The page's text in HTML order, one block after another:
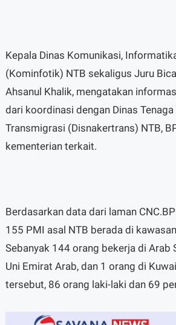
Kepala Dinas Komunikasi,
(Kominfotik) NTB sekaligus Juru
Ahsanul Khalik, mengatakan
dari koordinasi dengan Dinas Tenaga
Transmigrasi (Disnakertrans) NTB,
kementerian terkait.
Berdasarkan data dari laman
155 PMI asal NTB berada di
Sebanyak 144 orang bekerja di Arab
Uni Emirat Arab, dan 1 orang di
tersebut, 86 orang laki-laki dan 69